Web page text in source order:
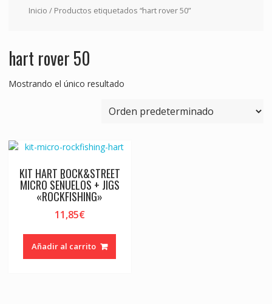
Inicio / Productos etiquetados “hart rover 50”
hart rover 50
Mostrando el único resultado
KIT HART ROCK&STREET
MICRO SEÑUELOS + JIGS
«ROCKFISHING»
11,85€
Añadir al carrito